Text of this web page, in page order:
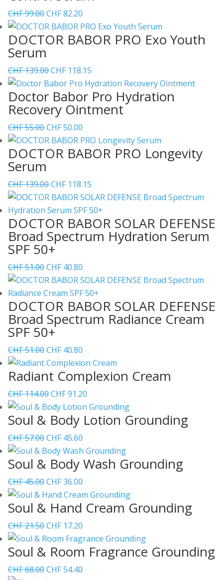
CHF99.00Ursprünglicher
Preis
war:
CHF82.20
Preis
ist:
DOCTOR BABOR PRO Exo Youth
Serum
CHF139.00Ursprünglicher
Preis
war:
CHF 139.00
CHF 118.15
Preis
ist:
CHF 118.15.
Doctor Babor Pro Hydration
Recovery Ointment
CHF55.00Ursprünglicher
Preis
war:
CHF50.00
Preis
ist:
DOCTOR BABOR PRO Longevity
Serum
CHF139.00Ursprünglicher
Preis
war:
CHF 139.00
CHF 118.15
Preis
ist:
CHF 118.15.
DOCTOR BABOR SOLAR DEFENSE
Broad Spectrum Hydration Serum
SPF 50+
CHF51.00Ursprünglicher
Preis
war:
CHF 51.00
CHF 40.80
Preis
ist:
CHF 40.80.
DOCTOR BABOR SOLAR DEFENSE
Broad Spectrum Radiance Cream
SPF 50+
CHF51.00Ursprünglicher
Preis
war:
CHF 51.00
CHF 40.80
Preis
ist:
CHF 40.80.
Radiant Complexion Cream
CHF114.00Ursprünglicher
Preis
war:
CHF 114.00
CHF91.20
Preis
ist:
Soul & Body Lotion Grounding
CHF57.00Ursprünglicher
Preis
war:
CHF 57.00
CHF 45.60
Preis
ist:
Soul & Body Wash Grounding
CHF45.00Ursprünglicher
Preis
war:
CHF 45.00
CHF36.00
Preis
ist:
Soul & Hand Cream Grounding
CHF21.50Ursprünglicher
Preis
war:
CHF 21.50
CHF 17.20
Preis
ist:
Soul & Room Fragrance Grounding
CHF68.00Ursprünglicher
CHF54.40